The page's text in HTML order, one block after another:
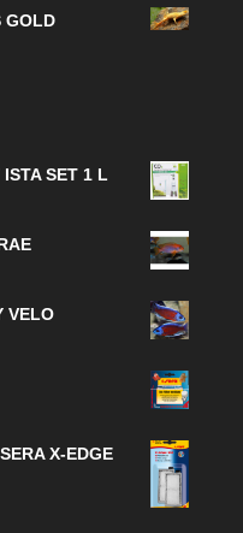
GOLD
SET 1 L
VELO
X-EDGE